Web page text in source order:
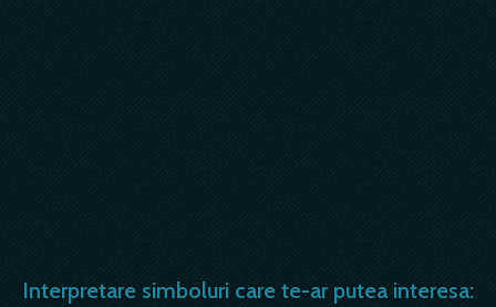
Interpretare simboluri care te-ar putea interesa: